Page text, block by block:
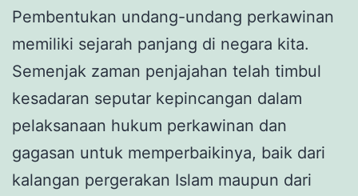
Pembentukan undang-undang perkawinan
memiliki sejarah panjang di negara kita.
Semenjak zaman penjajahan telah timbul
kesadaran seputar kepincangan dalam
pelaksanaan hukum perkawinan dan
gagasan untuk memperbaikinya, baik dari
kalangan pergerakan Islam maupun dari